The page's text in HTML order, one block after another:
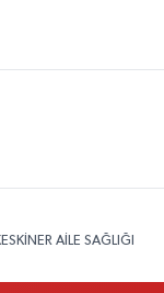
AİLE SAĞLIĞI